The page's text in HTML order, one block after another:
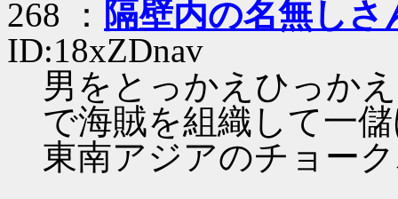
268 ： 隔壁内の名無しさ
ID:18xZDnav
男をとっかえひっか
で海賊を組織して一
東南アジアのチョー